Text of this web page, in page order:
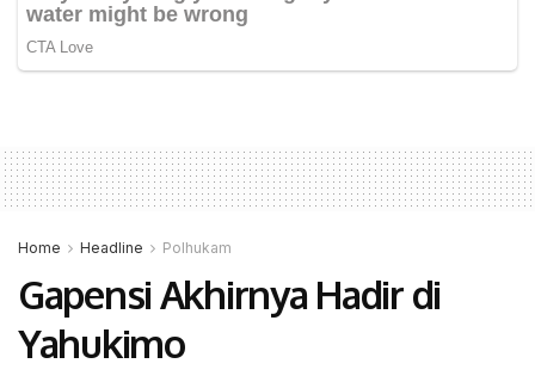
Home Headline Polhukam
Gapensi Akhirnya Hadir di
Yahukimo